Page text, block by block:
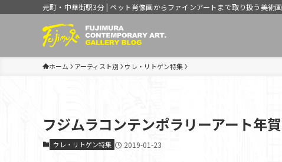
元町・中華街駅3分 | ペット肖像画からファインアートまで取り扱う美術
ホーム アーティスト別 ウレ・リトゲン特集
フジムラコンテンポラリーアート年
ウレ・リトゲン特集 2019-01-23